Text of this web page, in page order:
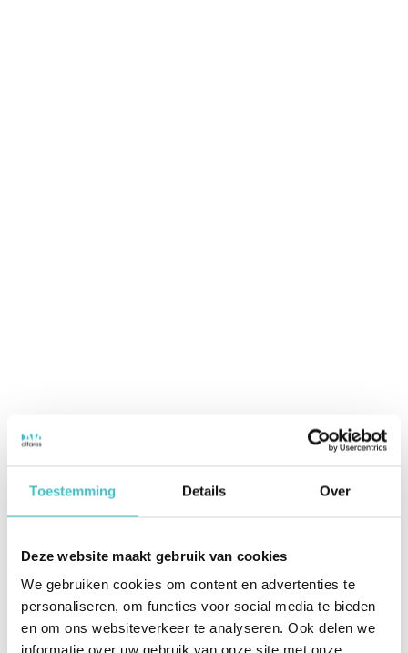
Toestemming Details Over
Deze website maakt gebruik van cookies
We gebruiken cookies om content en advertenties te
personaliseren, om functies voor social media te bieden
en om ons websiteverkeer te analyseren. Ook delen we
informatie over uw gebruik van onze site met onze